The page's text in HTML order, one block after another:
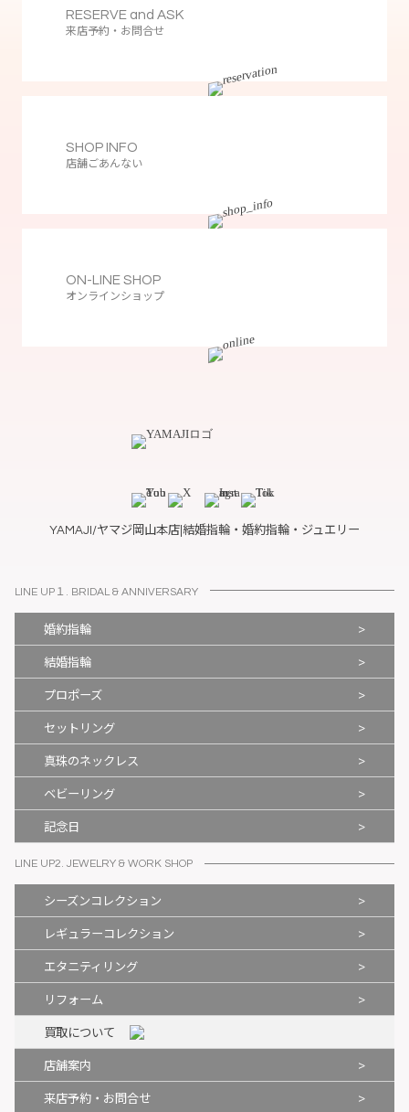
RESERVE and ASK
来店予約・お問合せ
SHOP INFO
店舗ごあんない
ON-LINE SHOP
オンラインショップ
YAMAJI/ヤマジ岡山本店|結婚指輪・婚約指輪・ジュエリー
LINE UP１. BRIDAL & ANNIVERSARY
婚約指輪 >
結婚指輪 >
プロポーズ >
セットリング >
真珠のネックレス >
ベビーリング >
記念日 >
LINE UP2. JEWELRY & WORK SHOP
シーズンコレクション >
レギュラーコレクション >
エタニティリング >
リフォーム >
買取について
店舗案内 >
来店予約・お問合せ >